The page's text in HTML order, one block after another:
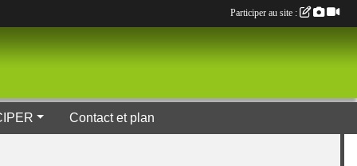
Contact et plan
Participer au site :